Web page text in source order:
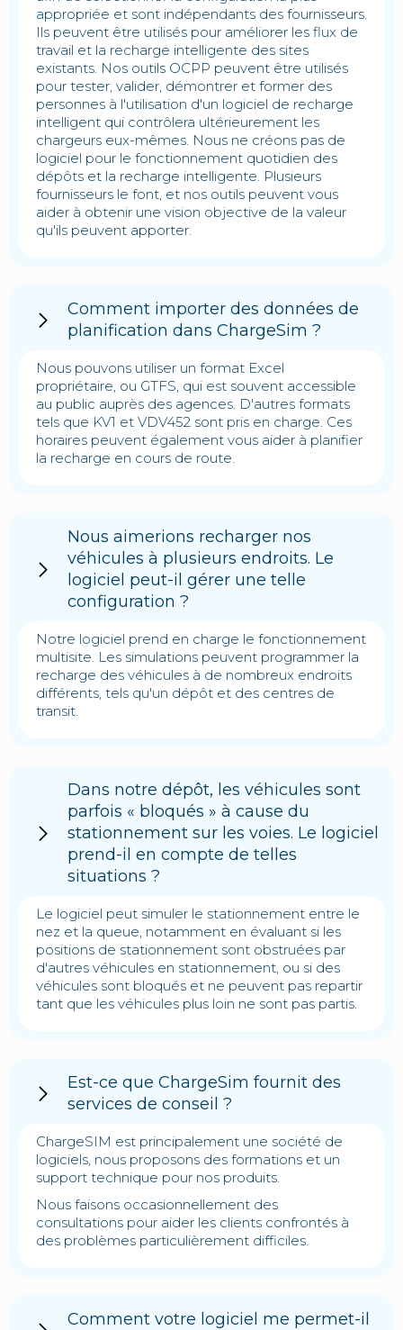
appropriée et sont indépendants des fournisseurs.
Ils peuvent être utilisés pour améliorer les flux de
travail et la recharge intelligente des sites
existants. Nos outils OCPP peuvent être utilisés
pour tester, valider, démontrer et former des
personnes à l'utilisation d'un logiciel de recharge
intelligent qui contrôlera ultérieurement les
chargeurs eux-mêmes. Nous ne créons pas de
logiciel pour le fonctionnement quotidien des
dépôts et la recharge intelligente. Plusieurs
fournisseurs le font, et nos outils peuvent vous
aider à obtenir une vision objective de la valeur
qu'ils peuvent apporter.
Comment importer des données de
planification dans ChargeSim ?
Nous pouvons utiliser un format Excel
propriétaire, ou GTFS, qui est souvent accessible
au public auprès des agences. D'autres formats
tels que KV1 et VDV452 sont pris en charge. Ces
horaires peuvent également vous aider à planifier
la recharge en cours de route.
Nous aimerions recharger nos
véhicules à plusieurs endroits. Le
logiciel peut-il gérer une telle
configuration ?
Notre logiciel prend en charge le fonctionnement
multisite. Les simulations peuvent programmer la
recharge des véhicules à de nombreux endroits
différents, tels qu'un dépôt et des centres de
transit.
Dans notre dépôt, les véhicules sont
parfois « bloqués » à cause du
stationnement sur les voies. Le logiciel
prend-il en compte de telles
situations ?
Le logiciel peut simuler le stationnement entre le
nez et la queue, notamment en évaluant si les
positions de stationnement sont obstruées par
d'autres véhicules en stationnement, ou si des
véhicules sont bloqués et ne peuvent pas repartir
tant que les véhicules plus loin ne sont pas partis.
Est-ce que ChargeSim fournit des
services de conseil ?
ChargeSIM est principalement une société de
logiciels, nous proposons des formations et un
support technique pour nos produits.
Nous faisons occasionnellement des
consultations pour aider les clients confrontés à
des problèmes particulièrement difficiles.
Comment votre logiciel me permet-il